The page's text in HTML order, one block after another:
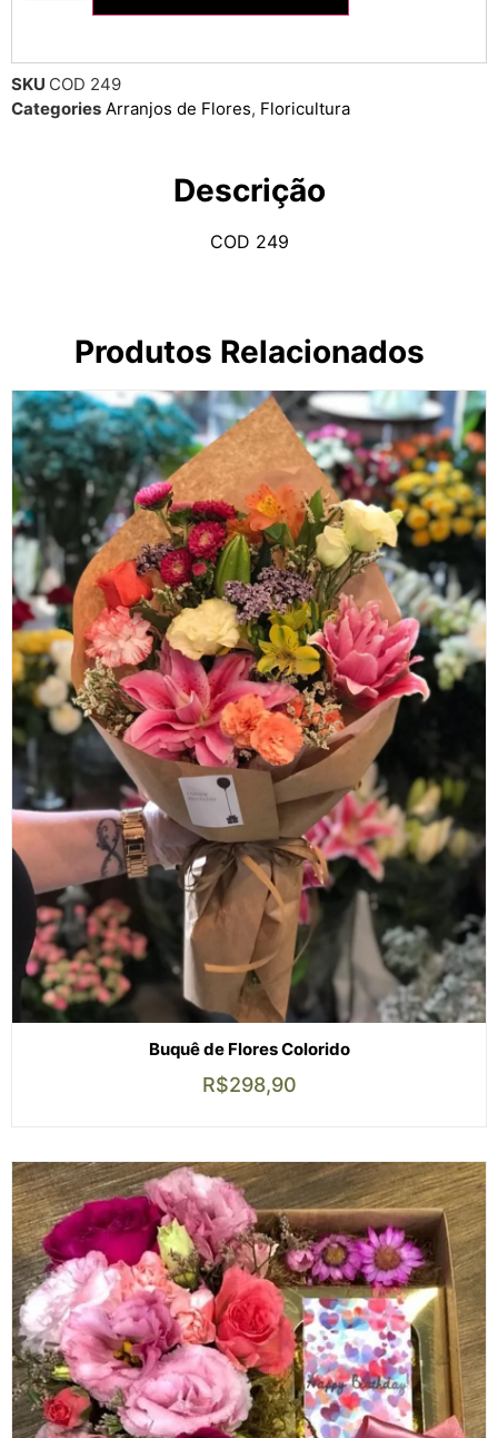
SKU COD 249
Categories Arranjos de Flores, Floricultura
Descrição
COD 249
Produtos Relacionados
Buquê de Flores Colorido
R$298,90